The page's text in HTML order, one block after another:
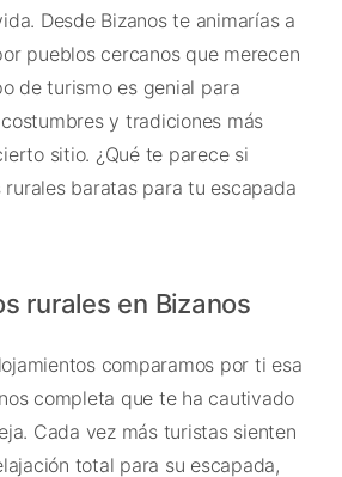
Desde Bizanos te animarías a
pueblos cercanos que merecen
de turismo es genial para
y tradiciones más
sitio. ¿Qué te parece si
rurales baratas para tu escapada
rurales en Bizanos
comparamos por ti esa
completa que te ha cautivado
Cada vez más turistas sienten
total para su escapada,